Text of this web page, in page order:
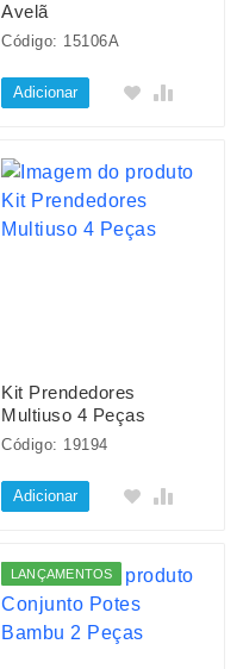
Avelã
Código: 15106A
Adicionar
Kit Prendedores
Multiuso 4 Peças
Código: 19194
Adicionar
LANÇAMENTOS